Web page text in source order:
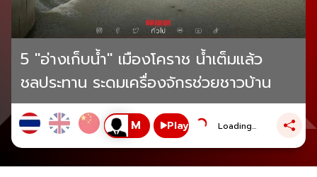
5 "อ่างเก็บน้ำ" เมืองโคราช น้ำเต็มแล้ว
ชลประทาน ระดมเครื่องจักรช่วยชาวบ้าน
Play Loading...